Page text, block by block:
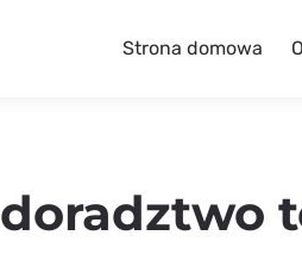
Strona domowa
doradztwo